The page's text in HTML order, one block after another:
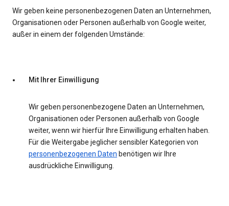
Wir geben keine personenbezogenen Daten an Unternehmen,
Organisationen oder Personen außerhalb von Google weiter,
außer in einem der folgenden Umstände:
Mit Ihrer Einwilligung
Wir geben personenbezogene Daten an Unternehmen,
Organisationen oder Personen außerhalb von Google
weiter, wenn wir hierfür Ihre Einwilligung erhalten haben.
Für die Weitergabe jeglicher sensibler Kategorien von
personenbezogenen Daten benötigen wir Ihre
ausdrückliche Einwilligung.